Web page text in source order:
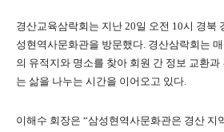
경산교육삼락회는 지난 20일 오전 10시 경북
성현역사문화관을 방문했다. 경산삼락회는
의 유적지와 명소를 찾아 회원 간 정보 교환과
는 삶을 나누는 시간을 이어오고 있다.
이해수 회장은 “삼성현역사문화관은 경산 지